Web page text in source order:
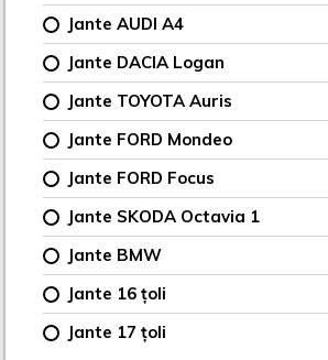
Jante AUDI A4
Jante DACIA Logan
Jante TOYOTA Auris
Jante FORD Mondeo
Jante FORD Focus
Jante SKODA Octavia 1
Jante BMW
Jante 16 țoli
Jante 17 țoli